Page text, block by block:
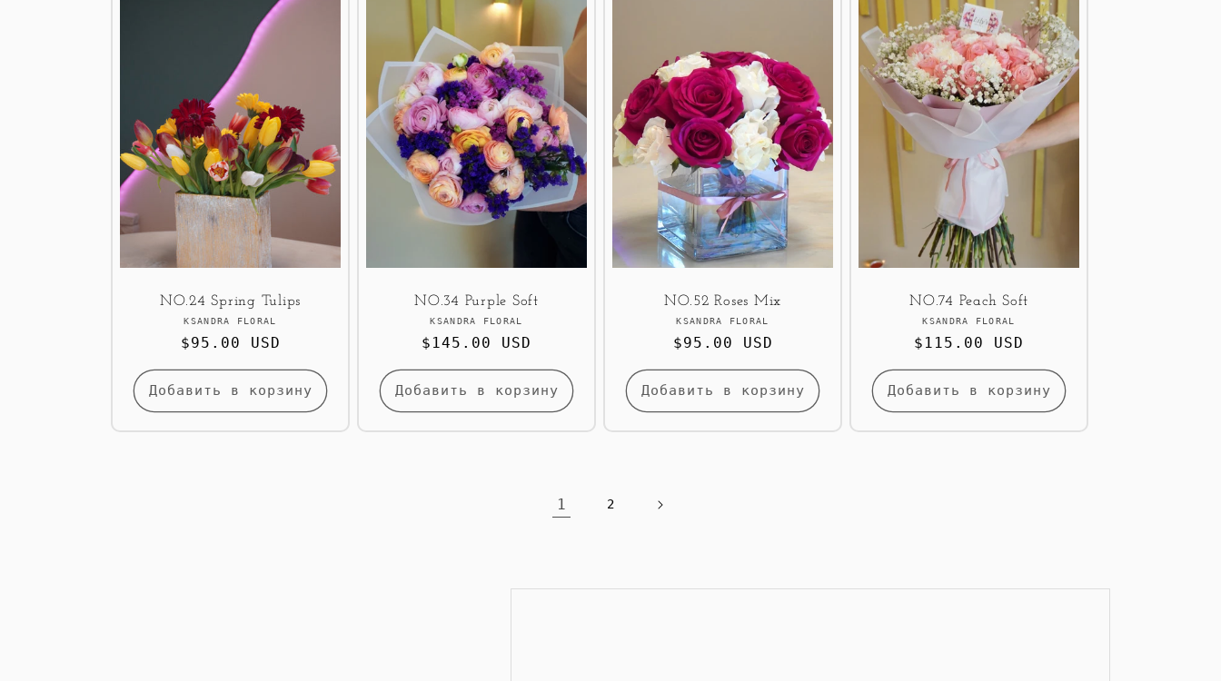
NO.24 Spring Tulips
Продавец:
KSANDRA FLORAL
Обычная
$95.00 USD
Добавить в корзину
NO.34 Purple Soft
Продавец:
KSANDRA FLORAL
Обычная
$145.00 USD
Добавить в корзину
NO.52 Roses Mix
Продавец:
KSANDRA FLORAL
Обычная
$95.00 USD
Добавить в корзину
NO.74 Peach Soft
Продавец:
KSANDRA FLORAL
Обычная
$115.00 USD
Добавить в корзину
1 2